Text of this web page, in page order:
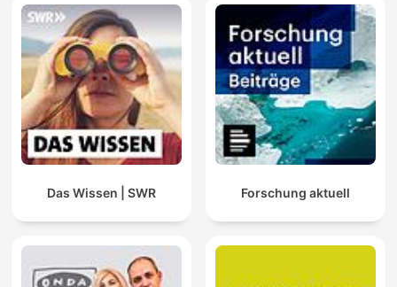
Das Wissen | SWR Forschung aktuell